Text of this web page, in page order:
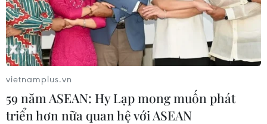
hàng công nghiệp trong nước.
vietnamplus.vn
59 năm ASEAN: Hy Lạp mong muốn phát
triển hơn nữa quan hệ với ASEAN